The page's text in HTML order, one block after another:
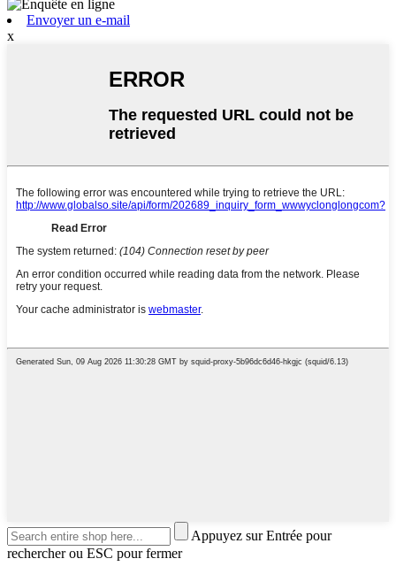
Envoyer un e-mail
x
Appuyez sur Entrée pour
rechercher ou ESC pour fermer